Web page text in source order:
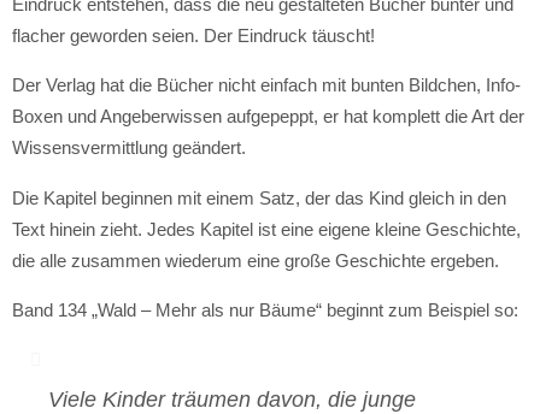
Eindruck entstehen, dass die neu gestalteten Bücher bunter und
flacher geworden seien. Der Eindruck täuscht!
Der Verlag hat die Bücher nicht einfach mit bunten Bildchen, Info-
Boxen und Angeberwissen aufgepeppt, er hat komplett die Art der
Wissensvermittlung geändert.
Die Kapitel beginnen mit einem Satz, der das Kind gleich in den
Text hinein zieht. Jedes Kapitel ist eine eigene kleine Geschichte,
die alle zusammen wiederum eine große Geschichte ergeben.
Band 134 „Wald – Mehr als nur Bäume“ beginnt zum Beispiel so:
Viele Kinder träumen davon, die junge